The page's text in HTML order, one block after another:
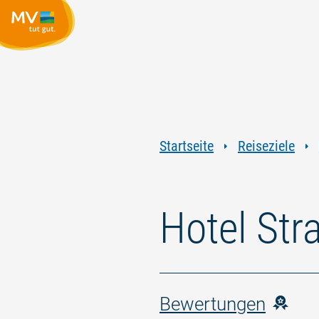
Startseite Reiseziele
Hotel
Bewertungen